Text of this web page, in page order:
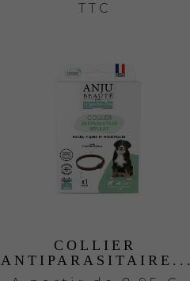
TTC
COLLIER
ANTIPARASITAIRE...